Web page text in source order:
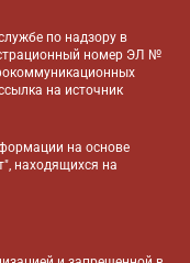
по надзору в
номер ЭЛ №
на источник
на основе
находящихся на